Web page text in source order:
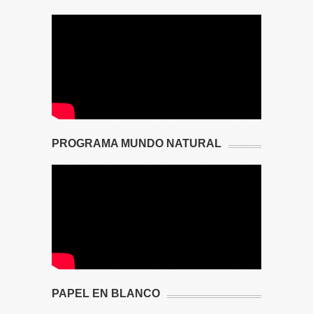
PROGRAMA MUNDO NATURAL
PAPEL EN BLANCO